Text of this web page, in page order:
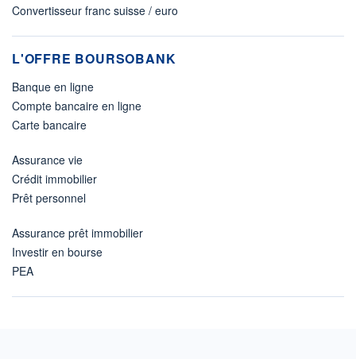
Convertisseur franc suisse / euro
L'OFFRE BOURSOBANK
Banque en ligne
Compte bancaire en ligne
Carte bancaire
Assurance vie
Crédit immobilier
Prêt personnel
Assurance prêt immobilier
Investir en bourse
PEA